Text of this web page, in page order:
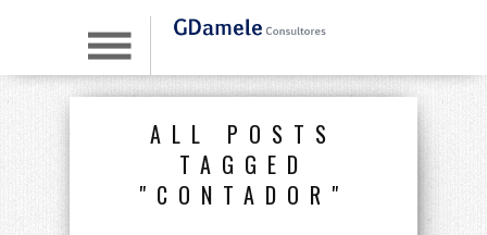
ALL POSTS
TAGGED
"CONTADOR"